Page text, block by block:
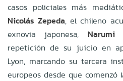
casos policiales más
Nicolás Zepeda, el chileno
exnovia japonesa, Narumi
repetición de su juicio en
Lyon, marcando su tercera
europeos desde que comenzó